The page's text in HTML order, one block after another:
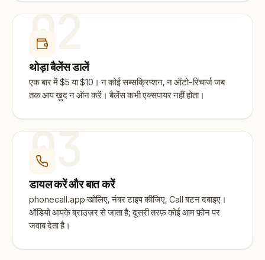
02
थोड़ा बैलेंस डालें
एक बार में $5 या $10। न कोई सब्सक्रिप्शन, न ऑटो-रिचार्ज जब
तक आप ख़ुद न ऑन करें। बैलेंस कभी एक्सपायर नहीं होता।
03
डायल करें और बात करें
phonecall.app खोलिए, नंबर टाइप कीजिए, Call बटन दबाइए।
ऑडियो आपके ब्राउज़र से जाता है; दूसरी तरफ़ कोई आम फ़ोन पर
जवाब देता है।